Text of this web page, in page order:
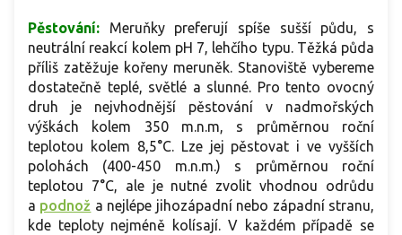
Pěstování:
Meruňky preferují spíše sušší půdu, s
neutrální reakcí kolem pH 7, lehčího typu. Těžká půda
příliš zatěžuje kořeny meruněk. Stanoviště vybereme
dostatečně teplé, světlé a slunné. Pro tento ovocný
druh je nejvhodnější pěstování v nadmořských
výškách kolem 350 m.n.m, s průměrnou roční
teplotou kolem 8,5°C. Lze jej pěstovat i ve vyšších
polohách (400-450 m.n.m.) s průměrnou roční
teplotou 7°C, ale je nutné zvolit vhodnou odrůdu
a podnož a nejlépe jihozápadní nebo západní stranu,
kde teploty nejméně kolísají. V každém případě se